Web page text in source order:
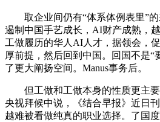
取企业间仍有“体系体例表里”的
遏制中国手艺成长，AI财产成熟，
工做履历的华人AI人才，据领会，
厚前提，然后回到中国。回国不是“
了更大阐扬空间。Manus事务后。
但工做和工做本身的性质更主要
央视拜候中说，《结合早报》近日
越难被看做纯真的职业选择。了国